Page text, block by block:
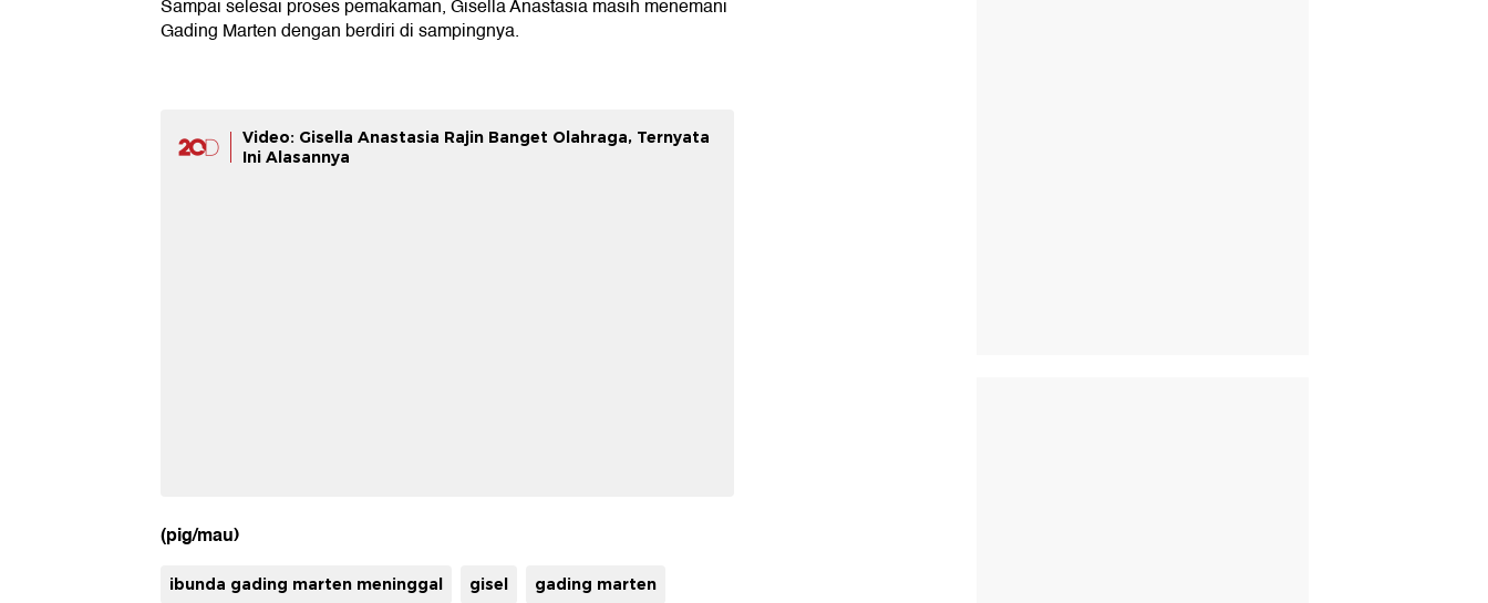
Sampai selesai proses pemakaman, Gisella Anastasia masih menemani
Gading Marten dengan berdiri di sampingnya.
Video: Gisella Anastasia Rajin Banget Olahraga, Ternyata
Ini Alasannya
(pig/mau)
ibunda gading marten meninggal gisel gading marten